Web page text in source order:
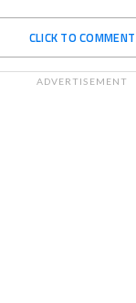
CLICK TO COMMENT
ADVERTISEMENT